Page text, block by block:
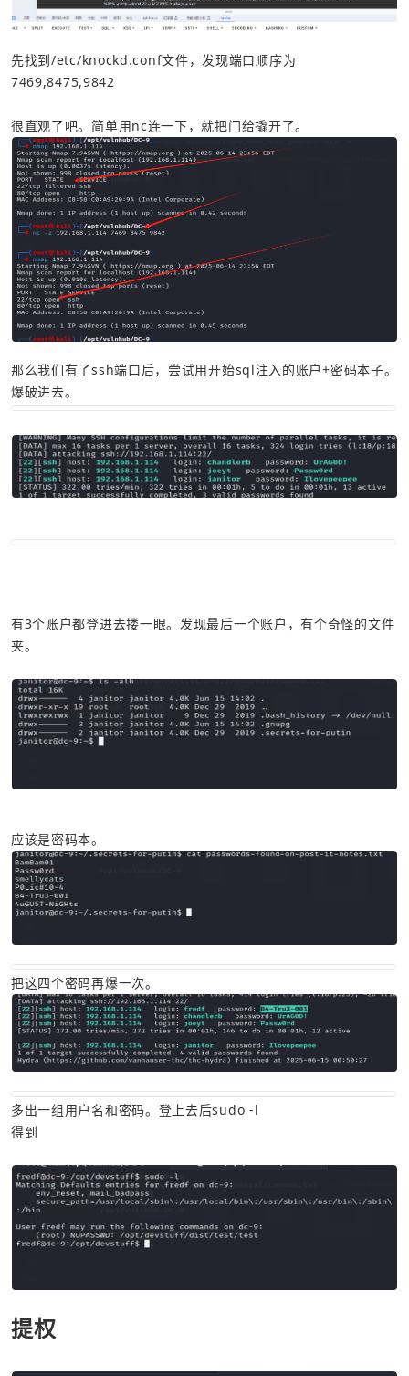
先找到/etc/knockd.conf文件，发现端口顺序为
7469,8475,9842
很直观了吧。简单用nc连一下，就把门给撬开了。
那么我们有了ssh端口后，尝试用开始sql注入的账户+密码本子。
爆破进去。
有3个账户都登进去搂一眼。发现最后一个账户，有个奇怪的文件
夹。
应该是密码本。
把这四个密码再爆一次。
多出一组用户名和密码。登上去后sudo -l
得到
提权